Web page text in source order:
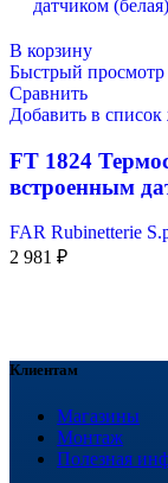
В корзину
Быстрый просмотр
Сравнить
Добавить в
FТ 1824
встроенным
FAR Rubinetterie
2 981 ₽
Клиентам
Магазины
Монтаж
Полезная